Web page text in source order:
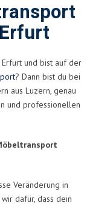
und bist auf der
? Dann bist du bei
aus Luzern, genau
und professionellen
Veränderung in
dafür, dass dein